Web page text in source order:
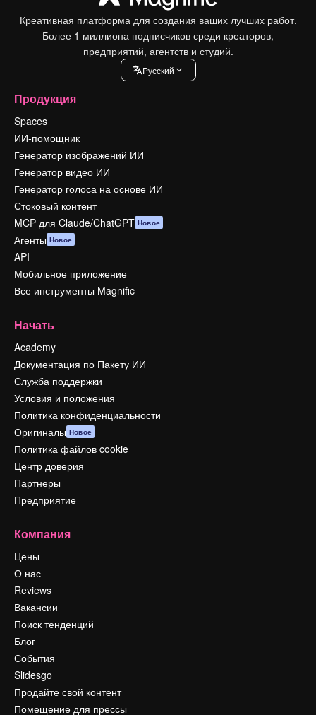
Креативная платформа для создания ваших лучших работ.
Более 1 миллиона подписчиков среди креаторов,
предприятий, агентств и студий.
Pусский
Продукция
Spaces
ИИ-помощник
Генератор изображений ИИ
Генератор видео ИИ
Генератор голоса на основе ИИ
Стоковый контент
MCP для Claude/ChatGPT Новое
Агенты Новое
API
Мобильное приложение
Все инструменты Magnific
Начать
Academy
Документация по Пакету ИИ
Служба поддержки
Условия и положения
Политика конфиденциальности
Оригиналы Новое
Политика файлов cookie
Центр доверия
Партнеры
Предприятие
Компания
Цены
О нас
Reviews
Вакансии
Поиск тенденций
Блог
События
Slidesgo
Продайте свой контент
Помещение для прессы